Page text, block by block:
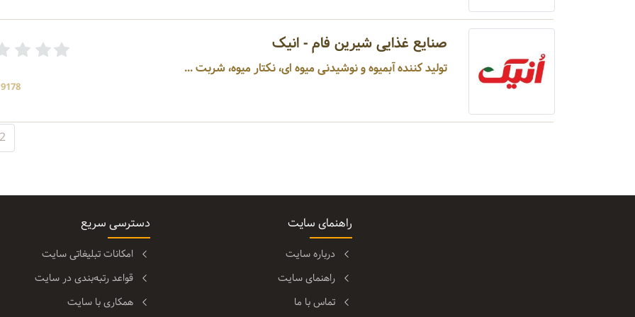
صنایع غذایی شیرین فام - انیک
تولید کننده آبمیوه و نوشیدنی میوه ای، نکتار میوه، شربت ...
19178
2
راهنمای سایت
درباره سایت
راهنمای سایت
تماس با ما
دسترسی سریع
امکانات تبلیغاتی سایت
قواعد رتبه‌بندی در سایت
همکاری با سایت